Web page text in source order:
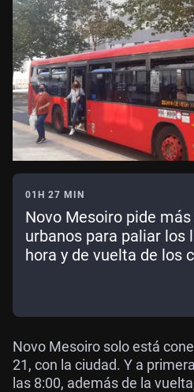
01H 27 MIN
Novo Mesoiro pide
urbanos para paliar los
hora y de vuelta de los
Novo Mesoiro solo está
21, con la ciudad. Y a
las 8:00, además de la